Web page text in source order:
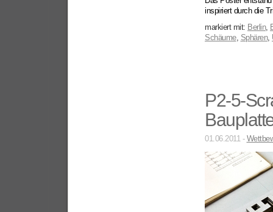
inspiriert durch die
markiert mit: Berlin,
Schäume, Sphären,
P2-5-
01.06.2011 -